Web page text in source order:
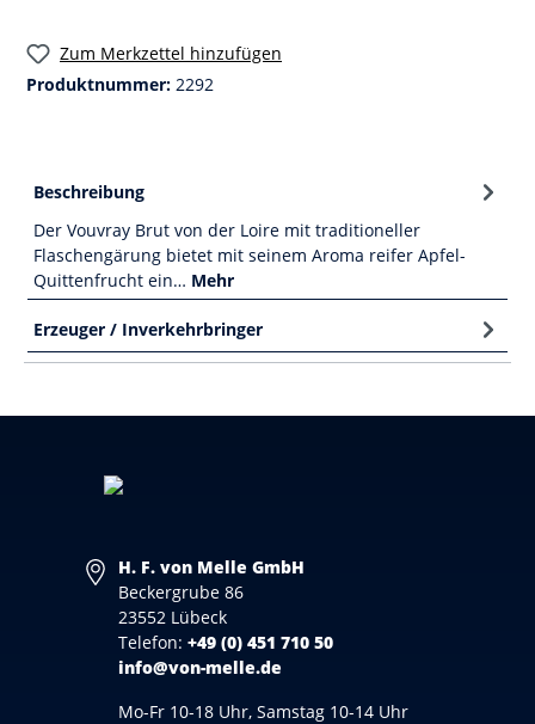
Zum Merkzettel hinzufügen
Produktnummer: 2292
Beschreibung
Der Vouvray Brut von der Loire mit traditioneller
Flaschengärung bietet mit seinem Aroma reifer Apfel-
Quittenfrucht ein… Mehr
Erzeuger / Inverkehrbringer
H. F. von Melle GmbH
Beckergrube 86
23552 Lübeck
Telefon: +49 (0) 451 710 50
info@von-melle.de
Mo-Fr 10-18 Uhr, Samstag 10-14 Uhr